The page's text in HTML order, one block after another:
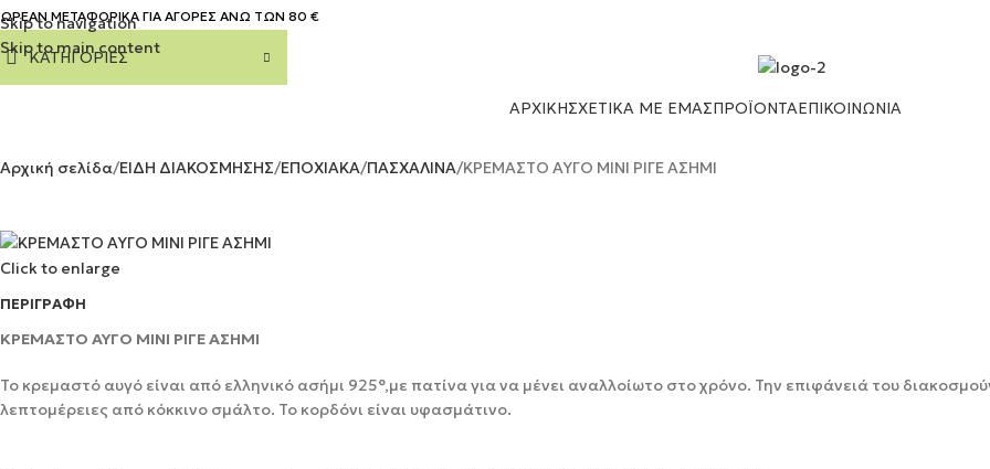
Skip to navigation
Skip to main content
ΜΕΤΑΦΟΡΙΚΑ ΓΙΑ ΑΓΟΡΕΣ ΑΝΩ ΤΩΝ 80 €
ΚΑΤΗΓΟΡΙΕΣ
ΑΡΧΙΚΉΣΧΕΤΙΚΆ ΜΕ ΕΜΆΣΠΡΟΪΌΝΤΑΕΠΙΚΟΙΝΩΝΊΑ
Αρχική σελίδα ΕΙΔΗ ΔΙΑΚΟΣΜΗΣΗΣ ΕΠΟΧΙΑΚΑ ΠΑΣΧΑΛΙΝΑ ΚΡΕΜΑΣΤΟ ΑΥΓΟ ΜΙΝΙ ΡΙΓΕ ΑΣΗΜΙ
Click to enlarge
ΠΕΡΙΓΡΑΦΉ
ΚΡΕΜΑΣΤΟ ΑΥΓΟ ΜΙΝΙ ΡΙΓΕ ΑΣΗΜΙ
Το κρεμαστό αυγό είναι από ελληνικό ασήμι 925°,με πατίνα για να μένει αναλλοίωτο στο χρόνο. Την επιφάνειά του
λεπτομέρειες από κόκκινο σμάλτο. Το κορδόνι είναι υφασμάτινο.